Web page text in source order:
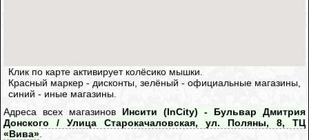
Клик по карте активирует колёсико мышки.
Красный маркер - дисконты, зелёный - официальные магазины,
синий - иные магазины.
Адреса всех магазинов Инсити (InCity) - Бульвар Дмитрия
Донского / Улица Старокачаловская, ул. Поляны, 8, ТЦ
«Вива»